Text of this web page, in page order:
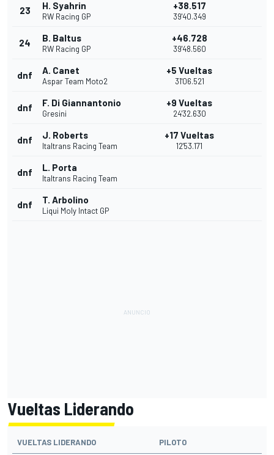
23 H. Syahrin
RW Racing GP
+38.517
39'40.349
24 B. Baltus
RW Racing GP
+46.728
39'48.560
dnf A. Canet
Aspar Team Moto2
+5 Vueltas
31'06.521
dnf F. Di Giannantonio
Gresini
+9 Vueltas
24'32.630
dnf J. Roberts
Italtrans Racing Team
+17 Vueltas
12'53.171
dnf L. Porta
Italtrans Racing Team
dnf T. Arbolino
Liqui Moly Intact GP
Vueltas Liderando
VUELTAS LIDERANDO PILOTO